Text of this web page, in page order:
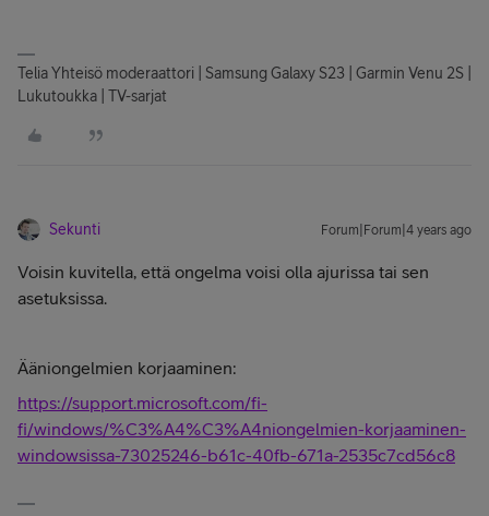
Telia Yhteisö moderaattori | Samsung Galaxy S23 | Garmin Venu 2S |
Lukutoukka | TV-sarjat
Sekunti Forum|Forum|4 years ago
Voisin kuvitella, että ongelma voisi olla ajurissa tai sen
asetuksissa.
Ääniongelmien korjaaminen:
https://support.microsoft.com/fi-
fi/windows/%C3%A4%C3%A4niongelmien-korjaaminen-
windowsissa-73025246-b61c-40fb-671a-2535c7cd56c8